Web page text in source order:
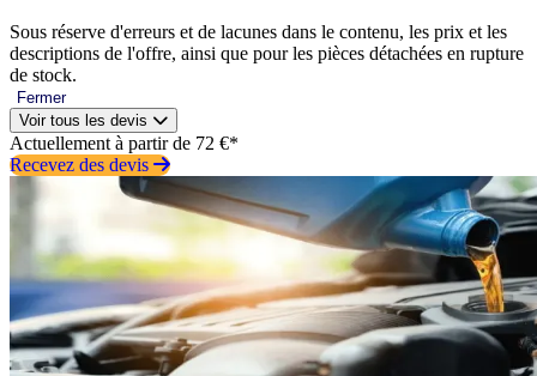
Sous réserve d'erreurs et de lacunes dans le contenu, les prix et les
descriptions de l'offre, ainsi que pour les pièces détachées en rupture
de stock.
Fermer
Voir tous les devis
Actuellement à partir de 72 €*
Recevez des devis